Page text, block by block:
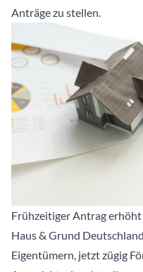
Anträge zu stellen.
Frühzeitiger Antrag erhöht
Haus & Grund
Eigentümern, jetzt zügig